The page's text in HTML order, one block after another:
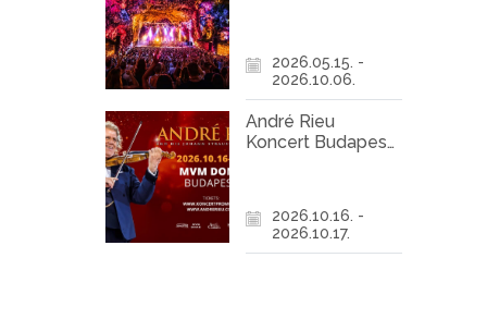
2026.05.15. -
2026.10.06.
André Rieu
Koncert Budapest
2026.10.16. -
2026.10.17.